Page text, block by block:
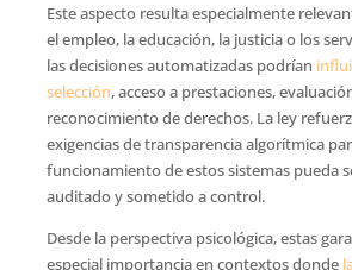
Este aspecto resulta especialmente
el empleo, la educación, la justicia o los
las decisiones automatizadas podrían
selección, acceso a prestaciones,
reconocimiento de derechos. La ley
exigencias de transparencia algorítmica
funcionamiento de estos sistemas pueda
auditado y sometido a control.
Desde la perspectiva psicológica, estas
especial importancia en contextos donde